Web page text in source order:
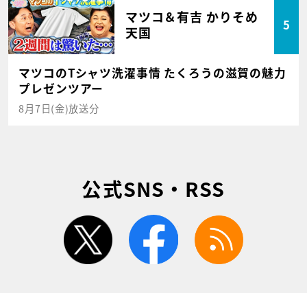
マツコ＆有吉 かりそめ
天国
5
マツコのTシャツ洗濯事情 たくろうの滋賀の魅力
プレゼンツアー
8月7日(金)放送分
公式SNS・RSS
twitter facebook